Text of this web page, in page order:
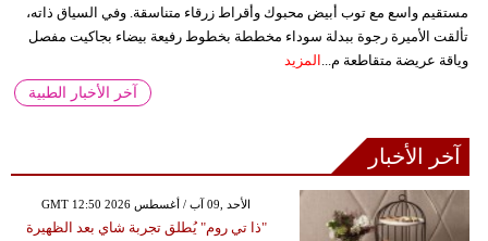
مستقيم واسع مع توب أبيض محبوك وأقراط زرقاء متناسقة. وفي السياق ذاته،
تألقت الأميرة رجوة ببدلة سوداء مخططة بخطوط رفيعة بيضاء بجاكيت مفصل
وياقة عريضة متقاطعة م... المزيد
آخر الأخبار الطبية
آخر الأخبار
GMT 12:50 2026 الأحد ,09 آب / أغسطس
"ذا تي روم" يُطلق تجربة شاي بعد الظهيرة